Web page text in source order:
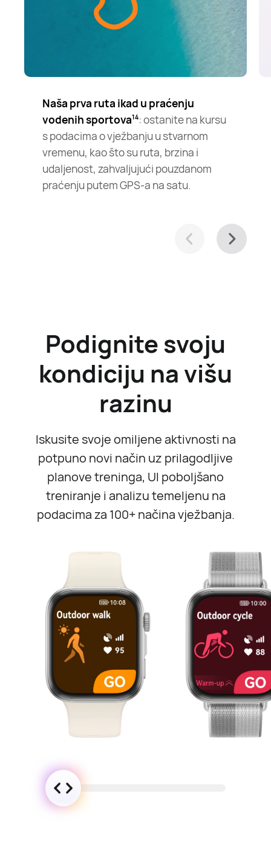
Naša prva ruta ikad u praćenju
vodenih sportova14: ostanite na kursu
s podacima o vježbanju u stvarnom
vremenu, kao što su ruta, brzina i
udaljenost, zahvaljujući pouzdanom
praćenju putem GPS-a na satu.
Podignite svoju
kondiciju na višu
razinu
Iskusite svoje omiljene aktivnosti na
potpuno novi način uz prilagodljive
planove treninga, UI poboljšano
treniranje i analizu temeljenu na
podacima za 100+ načina vježbanja.